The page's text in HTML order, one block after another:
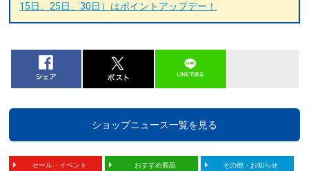
15日、25日、30日）はポイントアップデー！
ショップニュース一覧を見る
セール・イベント おすすめ商品 その他・お知らせ